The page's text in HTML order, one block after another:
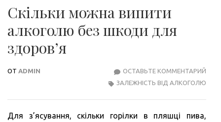
Скільки можна випити
алкоголю без шкоди для
здоров’я
ОТ ADMIN ОСТАВЬТЕ КОММЕНТАРИЙ
ЗАЛЕЖНІСТЬ ВІД АЛКОГОЛЮ
Для з’ясування, скільки горілки в пляшці пива,